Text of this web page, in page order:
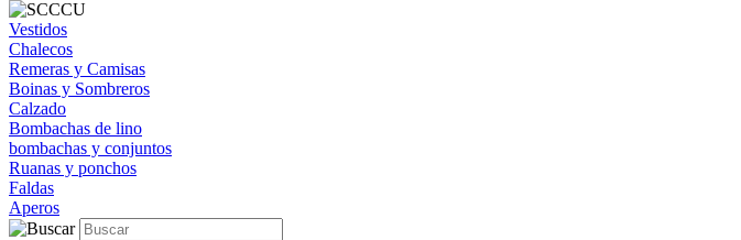
Vestidos
Chalecos
Remeras y Camisas
Boinas y Sombreros
Calzado
Bombachas de lino
bombachas y conjuntos
Ruanas y ponchos
Faldas
Aperos